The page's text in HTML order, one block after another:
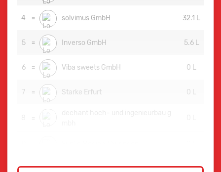
4 = solvimus GmbH 32.1 L
5 = Inverso GmbH 5.6 L
6 = Viba sweets GmbH 0 L
7 = Starke Erfurt 0 L